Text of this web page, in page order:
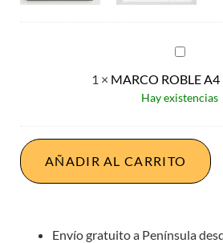
MARCO
A4
1 × MARCO ROBLE A4
Hay existencias
AÑADIR AL CARRITO
Envío gratuito a Península